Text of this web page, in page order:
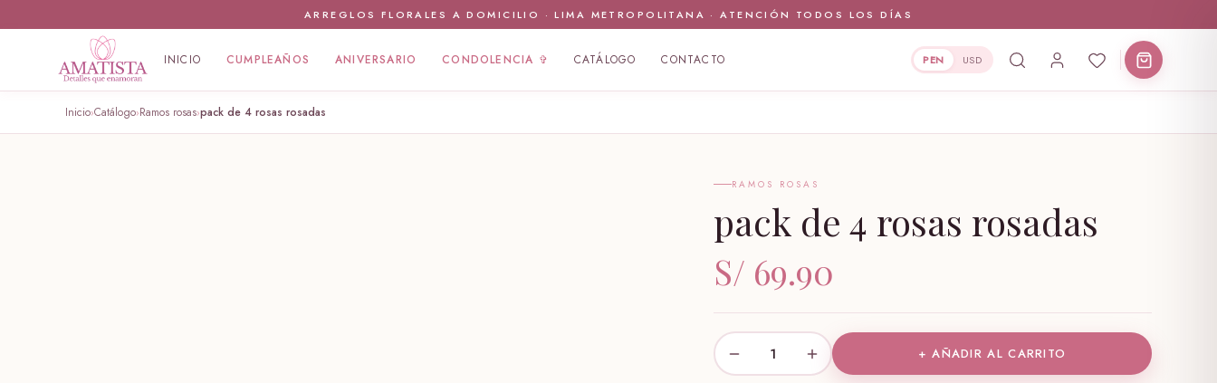
ARREGLOS FLORALES A DOMICILIO · LIMA METROPOLITANA · ATENCIÓN TODOS LOS DÍAS
INICIO CUMPLEAÑOS ANIVERSARIO CONDOLENCIA ✞ CATÁLOGO CONTACTO PEN USD
Inicio›Catálogo›Ramos rosas›pack de 4 rosas rosadas
RAMOS ROSAS
pack de 4 rosas rosadas
S/ 69.90
1 + AÑADIR AL CARRITO